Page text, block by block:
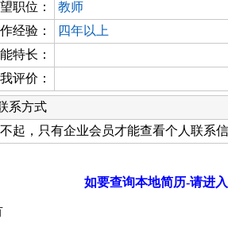
职位：
教师
经验：
四年以上
特长：
评价：
系方式
起，只有企业会员才能查看个人联系
如要查询本地简历-请进